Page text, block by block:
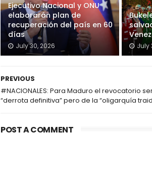
Ejecutivo Nacional y ONU
elaborarán plan de
recuperación del país en 60
días
July 30, 2026 July
PREVIOUS
#NACIONALES: Para Maduro el revocatorio
“derrota definitiva” pero de la “oligarquía
POST A COMMENT